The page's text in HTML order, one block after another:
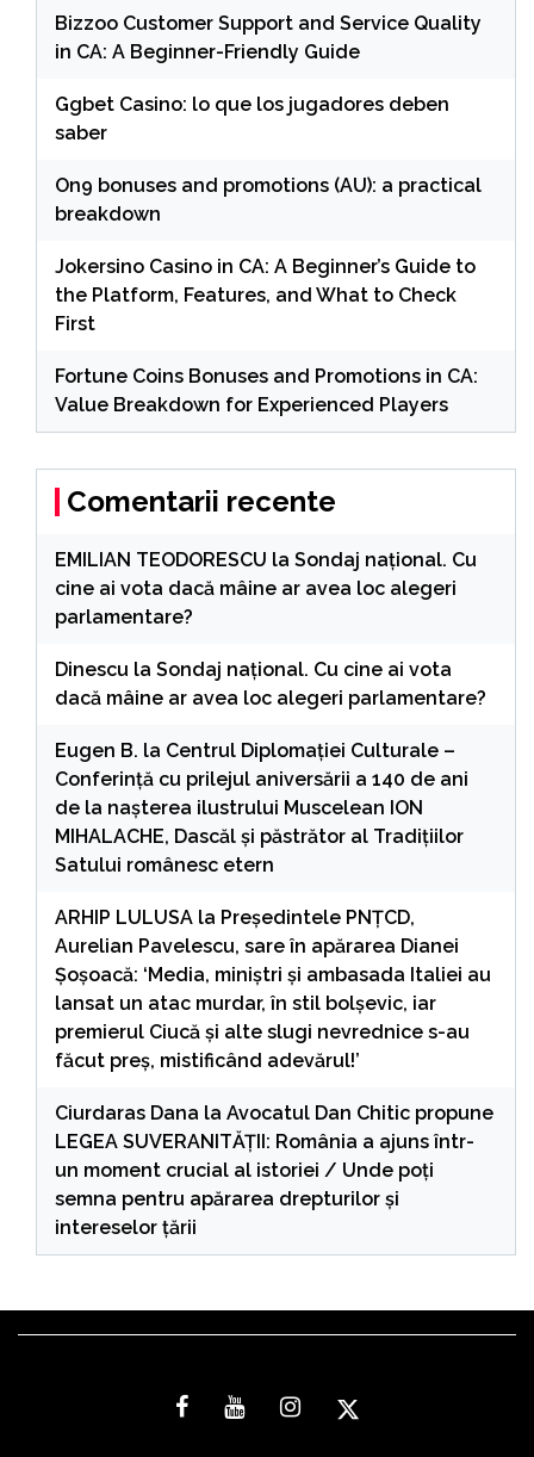
Bizzoo Customer Support and Service Quality
in CA: A Beginner-Friendly Guide
Ggbet Casino: lo que los jugadores deben
saber
On9 bonuses and promotions (AU): a practical
breakdown
Jokersino Casino in CA: A Beginner’s Guide to
the Platform, Features, and What to Check
First
Fortune Coins Bonuses and Promotions in CA:
Value Breakdown for Experienced Players
Comentarii recente
EMILIAN TEODORESCU la Sondaj național. Cu
cine ai vota dacă mâine ar avea loc alegeri
parlamentare?
Dinescu la Sondaj național. Cu cine ai vota
dacă mâine ar avea loc alegeri parlamentare?
Eugen B. la Centrul Diplomației Culturale –
Conferință cu prilejul aniversării a 140 de ani
de la nașterea ilustrului Muscelean ION
MIHALACHE, Dascăl și păstrător al Tradițiilor
Satului românesc etern
ARHIP LULUSA la Președintele PNȚCD,
Aurelian Pavelescu, sare în apărarea Dianei
Șoșoacă: ‘Media, miniștri și ambasada Italiei au
lansat un atac murdar, în stil bolșevic, iar
premierul Ciucă și alte slugi nevrednice s-au
făcut preș, mistificând adevărul!’
Ciurdaras Dana la Avocatul Dan Chitic propune
LEGEA SUVERANITĂȚII: România a ajuns într-
un moment crucial al istoriei / Unde poți
semna pentru apărarea drepturilor și
intereselor țării